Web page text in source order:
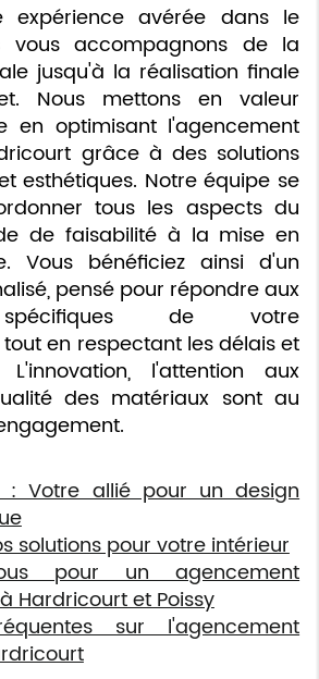
avérée dans le
vous accompagnons de la
jusqu'à la réalisation finale
Nous mettons en valeur
en optimisant l'agencement
grâce à des solutions
esthétiques. Notre équipe se
tous les aspects du
de faisabilité à la mise en
Vous bénéficiez ainsi d'un
pensé pour répondre aux
de votre
en respectant les délais et
l'attention aux
des matériaux sont au
: Votre allié pour un design
solutions pour votre intérieur
pour un agencement
Hardricourt et Poissy
sur l'agencement